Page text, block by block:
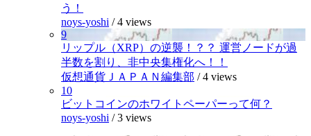
う！
noys-yoshi /4 views
9
リップル（XRP）の逆襲！？？ 運営ノードが過
半数を割り、非中央集権化へ！！
仮想通貨ＪＡＰＡＮ編集部 /4 views
10
ビットコインのホワイトペーパーって何？
noys-yoshi /3 views